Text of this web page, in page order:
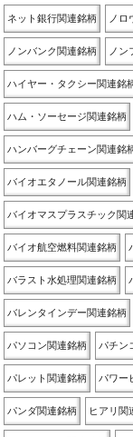
ネット銀行関連銘柄 ノロ
ノンバンク関連銘柄 ノン
ハイヤー・タクシー関連銘
ハム・ソーセージ関連銘柄
ハンバーグチェーン関連銘
バイオエタノール関連銘柄
バイオマスプラスチック関
バイオ航空燃料関連銘柄
バラスト水処理関連銘柄
バレンタインデー関連銘柄
パソコン関連銘柄 パチン
パレット関連銘柄 パワー
パンダ関連銘柄 ヒアリ関